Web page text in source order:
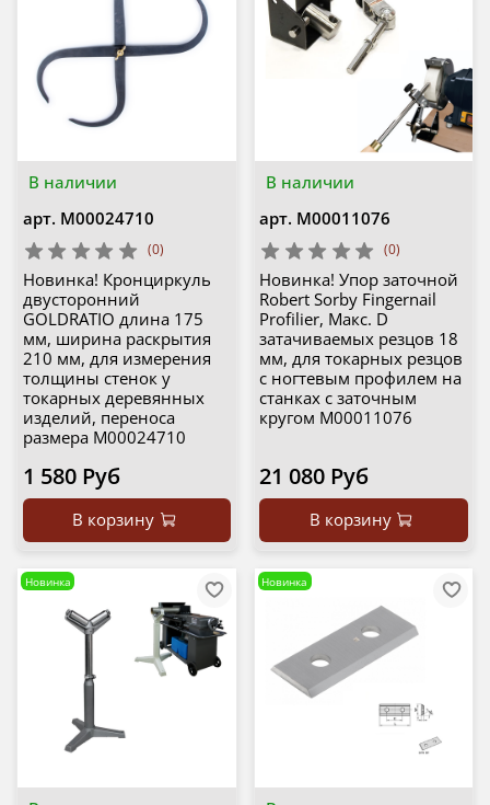
В наличии
арт. М00024710
(0)
Новинка! Кронциркуль
двусторонний
GOLDRATIO длина 175
мм, ширина раскрытия
210 мм, для измерения
толщины стенок у
токарных деревянных
изделий, переноса
размера М00024710
1 580 Руб
В корзину
В наличии
арт. М00011076
(0)
Новинка! Упор заточной
Robert Sorby Fingernail
Profilier, Макс. D
затачиваемых резцов 18
мм, для токарных резцов
с ногтевым профилем на
станках с заточным
кругом М00011076
21 080 Руб
В корзину
Новинка Новинка